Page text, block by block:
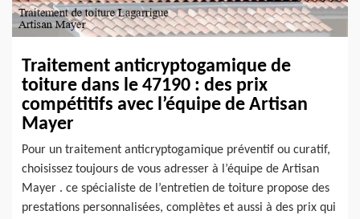
Traitement anticryptogamique de
toiture dans le 47190 : des prix
compétitifs avec l’équipe de Artisan
Mayer
Pour un traitement anticryptogamique préventif ou curatif,
choisissez toujours de vous adresser à l’équipe de Artisan
Mayer . ce spécialiste de l’entretien de toiture propose des
prestations personnalisées, complètes et aussi à des prix qui